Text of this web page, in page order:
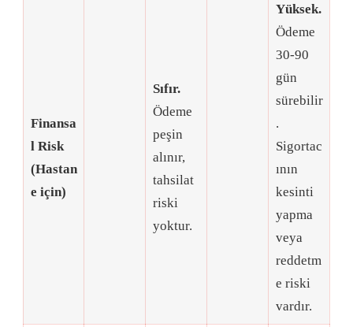
Finansa
l Risk
(Hastan
e için)
Sıfır.
Ödeme
peşin
alınır,
tahsilat
riski
yoktur.
Yüksek.
Ödeme
30-90
gün
sürebilir
.
Sigortac
ının
kesinti
yapma
veya
reddetm
e riski
vardır.